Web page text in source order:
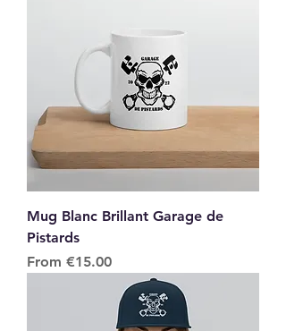
Mug Blanc Brillant Garage de
Pistards
From €15.00
Sale Price